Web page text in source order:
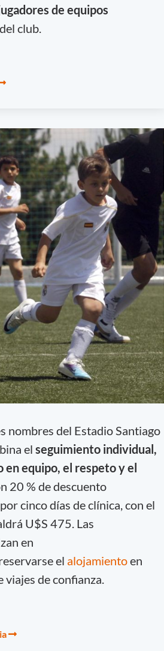
de equipos
club.
nombres del Estadio Santiago
el seguimiento individual,
en equipo, el respeto y el
20 % de descuento
cinco días de clínica, con el
U$S 475. Las
en
el alojamientoen
viajes de confianza.